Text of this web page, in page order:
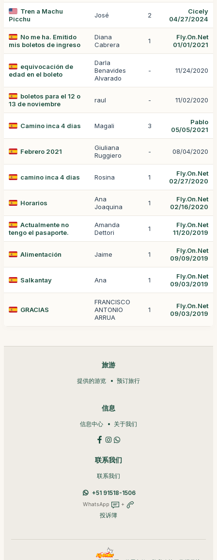
Tren a Machu
Picchu
José 2
Cicely
04/27/2024
No me ha. Emitido
mis boletos de ingreso
Diana
Cabrera
1
Fly.On.Net
01/01/2021
equivocación de
edad en el boleto
Darla
Benavides
Alvarado
- 11/24/2020
boletos para el 12 o
13 de noviembre
raul - 11/02/2020
Camino inca 4 dias Magali 3
Pablo
05/05/2021
Febrero 2021
Giuliana
Ruggiero
- 08/04/2020
camino inca 4 dias Rosina 1
Fly.On.Net
02/27/2020
Horarios
Ana
Joaquina
1
Fly.On.Net
02/16/2020
Actualmente no
tengo el pasaporte.
Amanda
Dettori
1
Fly.On.Net
11/20/2019
Alimentación Jaime 1
Fly.On.Net
09/09/2019
Salkantay Ana 1
Fly.On.Net
09/03/2019
GRACIAS
FRANCISCO
ANTONIO
ARRUA
1
Fly.On.Net
09/03/2019
旅游
提供的游览 预订旅行
信息
信息中心 关于我们
联系我们
联系我们
+51 91518-1506
WhatsApp +
投诉簿